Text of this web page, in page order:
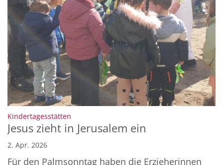
Kindertagesstätten
Jesus zieht in Jerusalem ein
2. Apr. 2026
Für den Palmsonntag haben die Erzieherinnen